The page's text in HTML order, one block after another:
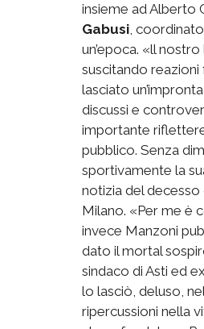
insieme ad Alberto
Gabusi ,
un’epoca. «ll
suscitando reazioni
lasciato
discussi e
importante
pubblico. Senza
sportivamente la
notizia del decesso
Milano. «Per me è
invece Manzoni
dato il mortal
sindaco di Asti ed
lo lasciò, deluso,
ripercussioni nella